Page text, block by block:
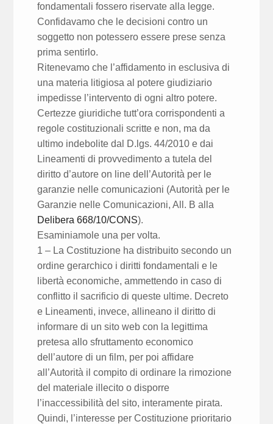
fondamentali fossero riservate alla legge.
Confidavamo che le decisioni contro un
soggetto non potessero essere prese senza
prima sentirlo.
Ritenevamo che l’affidamento in esclusiva di
una materia litigiosa al potere giudiziario
impedisse l’intervento di ogni altro potere.
Certezze giuridiche tutt’ora corrispondenti a
regole costituzionali scritte e non, ma da
ultimo indebolite dal D.lgs. 44/2010 e dai
Lineamenti di provvedimento a tutela del
diritto d’autore on line dell’Autorità per le
garanzie nelle comunicazioni (Autorità per le
Garanzie nelle Comunicazioni, All. B alla
Delibera 668/10/CONS).
Esaminiamole una per volta.
1 – La Costituzione ha distribuito secondo un
ordine gerarchico i diritti fondamentali e le
libertà economiche, ammettendo in caso di
conflitto il sacrificio di queste ultime. Decreto
e Lineamenti, invece, allineano il diritto di
informare di un sito web con la legittima
pretesa allo sfruttamento economico
dell’autore di un film, per poi affidare
all’Autorità il compito di ordinare la rimozione
del materiale illecito o disporre
l’inaccessibilità del sito, interamente pirata.
Quindi, l’interesse per Costituzione prioritario